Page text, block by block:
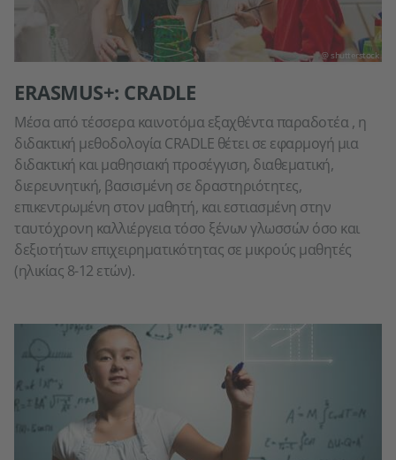
@ shutterstock
ERASMUS+: CRADLE
Μέσα από τέσσερα καινοτόμα εξαχθέντα παραδοτέα , η
διδακτική μεθοδολογία CRADLE θέτει σε εφαρμογή μια
διδακτική και μαθησιακή προσέγγιση, διαθεματική,
διερευνητική, βασισμένη σε δραστηριότητες,
επικεντρωμένη στον μαθητή, και εστιασμένη στην
ταυτόχρονη καλλιέργεια τόσο ξένων γλωσσών όσο και
δεξιοτήτων επιχειρηματικότητας σε μικρούς μαθητές
(ηλικίας 8-12 ετών).